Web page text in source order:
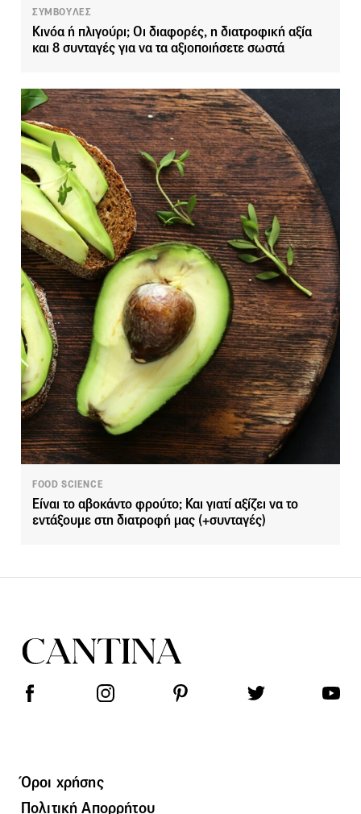
ΣΥΜΒΟΥΛΕΣ
Κινόα ή πλιγούρι; Οι διαφορές, η διατροφική αξία
και 8 συνταγές για να τα αξιοποιήσετε σωστά
FOOD SCIENCE
Είναι το αβοκάντο φρούτο; Και γιατί αξίζει να το
εντάξουμε στη διατροφή μας (+συνταγές)
Όροι χρήσης
Πολιτική Απορρήτου